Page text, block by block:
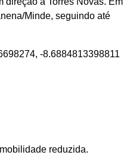
Minde, seguindo até
-8.6884813398811
reduzida.